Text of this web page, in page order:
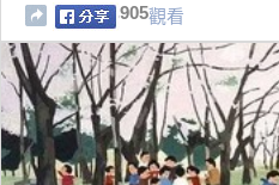
905觀看